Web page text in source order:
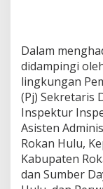
Dalam
didampingi
lingkungan
(Pj) Sekretaris
Inspektur
Asisten
Rokan Hulu,
Kabupaten
dan Sumber